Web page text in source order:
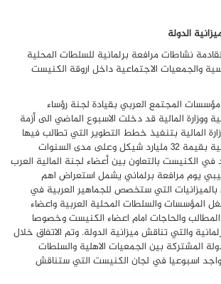
الدولة
نشاطات مرافعة برلمانية للسلطات المحلية
والجمعيات الاجتماعية داخل اروقة الكنيست
المجتمع العربي بقيادة لجنة رؤساء
ووزارة المالية قد دخلت الاسبوع الماضي الى أزمة
المالية بتنفيذ خطط التطوير التي تطالب فيها
السلطات المحلية العربية بقيمة 32 مليارد شيكل وعلى مدى السنوات
الكنيست بالتعاون بين أعضاء لجنة المالية العرب
يوم مرافعة برلماني يشمل استعراض اهم
بالميزانيات التي ستخصص للجماهير العربية في
المؤسسات والسلطات المحلية العربية واعضاء
والحاجات امام اعضاء الكنيست وخصوصا
والتي تناقش ميزانية الدولة. وتم الاتفاق خلال
المشتركة بين الجمعيات الاهلية والسلطات
اسبوعيا في لجان الكنيست التي ستناقش